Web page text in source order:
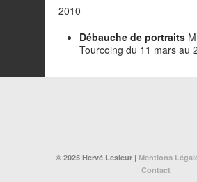
2010
Débauche de portraits
Tourcoing du 11 mars au
© 2025 Hervé Lesieur | Mentions
Contact